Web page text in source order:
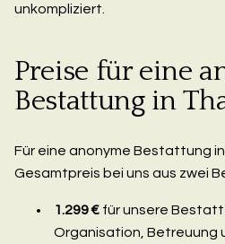
unkompliziert.
Preise für eine
Bestattung in
Für eine anonyme Bestattung
Gesamtpreis bei uns aus zwei
1.299 € für unsere
Organisation, Betreuung